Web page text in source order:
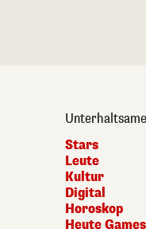
Stars
Leute
Kultur
Digital
Horoskop
Heute Games